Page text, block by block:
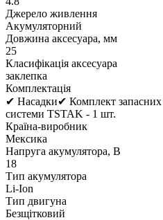
Джерело живлення
Акумуляторний
Довжина аксесуара, мм
25
Класифікація аксесуара
заклепка
Комплектація
✔ Насадки✔ Комплект
системи TSTAK - 1 шт.
Країна-виробник
Мексика
Напруга акумулятора, В
18
Тип акумулятора
Li-Ion
Тип двигуна
Безщітковий